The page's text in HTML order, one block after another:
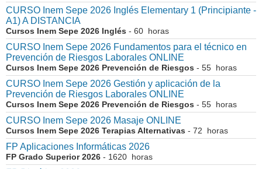
CURSO Inem Sepe 2026 Inglés Elementary 1 (Principiante -
A1) A DISTANCIA
Cursos Inem Sepe 2026 Inglés - 60 horas
CURSO Inem Sepe 2026 Fundamentos para el técnico en
Prevención de Riesgos Laborales ONLINE
Cursos Inem Sepe 2026 Prevención de Riesgos - 55 horas
CURSO Inem Sepe 2026 Gestión y aplicación de la
Prevención de Riesgos Laborales ONLINE
Cursos Inem Sepe 2026 Prevención de Riesgos - 55 horas
CURSO Inem Sepe 2026 Masaje ONLINE
Cursos Inem Sepe 2026 Terapias Alternativas - 72 horas
FP Aplicaciones Informáticas 2026
FP Grado Superior 2026 - 1620 horas